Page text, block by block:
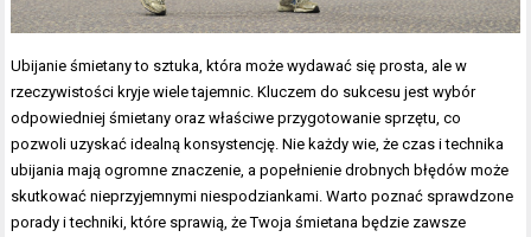
Ubijanie śmietany to sztuka, która może wydawać się prosta, ale w
rzeczywistości kryje wiele tajemnic. Kluczem do sukcesu jest wybór
odpowiedniej śmietany oraz właściwe przygotowanie sprzętu, co
pozwoli uzyskać idealną konsystencję. Nie każdy wie, że czas i technika
ubijania mają ogromne znaczenie, a popełnienie drobnych błędów może
skutkować nieprzyjemnymi niespodziankami. Warto poznać sprawdzone
porady i techniki, które sprawią, że Twoja śmietana będzie zawsze